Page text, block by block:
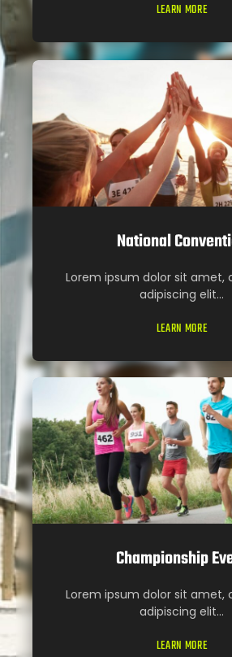
LEARN MORE
National
Lorem ipsum dolor sit amet,
adipiscing elit...
LEARN MORE
Championship
Lorem ipsum dolor sit amet,
adipiscing elit...
LEARN MORE